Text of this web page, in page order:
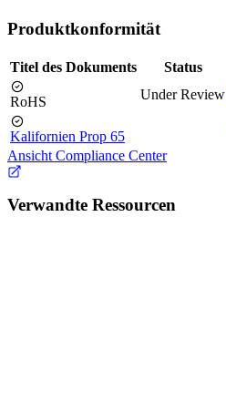
Produktkonformität
Titel des Dokuments Status
RoHS Under Review
Kalifornien Prop 65
Ansicht Compliance Center
Verwandte Ressourcen